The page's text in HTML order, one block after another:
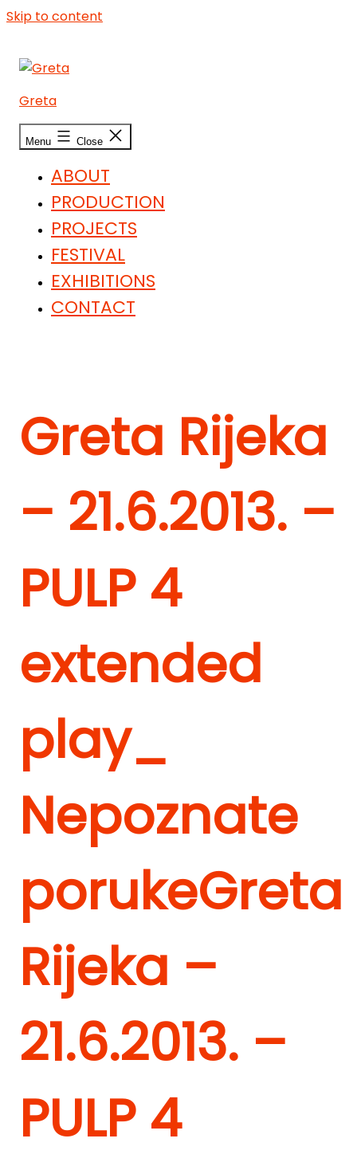
Skip to content
Greta
Menu Close
ABOUT
PRODUCTION
PROJECTS
FESTIVAL
EXHIBITIONS
CONTACT
Greta Rijeka
– 21.6.2013. –
PULP 4
extended
play_
Nepoznate
porukeGreta
Rijeka –
21.6.2013. –
PULP 4